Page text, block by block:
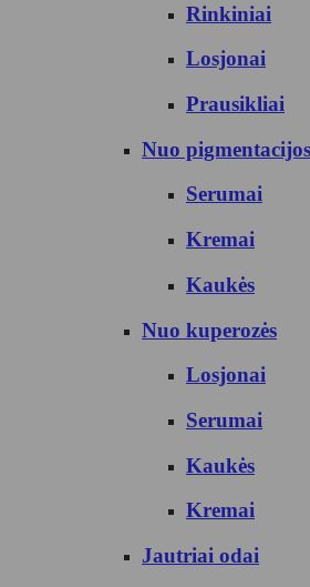
Rinkiniai
Losjonai
Prausikliai
Nuo pigmentacijos
Serumai
Kremai
Kaukės
Nuo kuperozės
Losjonai
Serumai
Kaukės
Kremai
Jautriai odai